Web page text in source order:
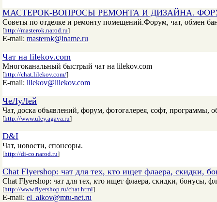
МАСТЕРОК-ВОПРОСЫ РЕМОНТА И ДИЗАЙНА.
Советы по отделке и ремонту помещений.Форум, чат, обмен
[http://masterok.narod.ru]
E-mail: masterok@iname.ru
Чат на lilekov.com
Многоканальный быстрый чат на lilekov.com
[http://chat.lilekov.com/]
E-mail: lilekov@lilekov.com
ЧеЛуЛей
Чат, доска объявлений, форум, фотогалерея, софт, программы,
[http://www.uley.agava.ru]
D&I
Чат, новости, спонсоры.
[http://di-co.narod.ru]
Chat Flyershop: чат для тех, кто ищет флаера, скидки,
Chat Flyershop: чат для тех, кто ищет флаера, скидки, бонусы,
[http://www.flyershop.ru/chat.html]
E-mail: el_alkov@mtu-net.ru